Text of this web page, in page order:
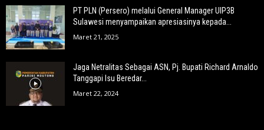
PT PLN (Persero) melalui General Manager UIP3B
Sulawesi menyampaikan apresiasinya kepada...
Maret 21, 2025
Jaga Netralitas Sebagai ASN, Pj. Bupati Richard Arnaldo
Tanggapi Isu Beredar...
Maret 22, 2024